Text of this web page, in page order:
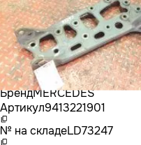
БрендMERCEDES
Артикул9413221901
№ на складеLD73247